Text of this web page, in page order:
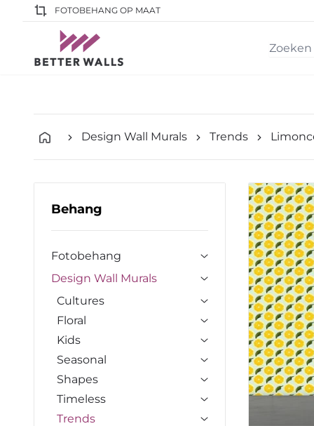
FOTOBEHANG OP MAAT
Design Wall Murals Trends
Behang
Fotobehang
Design Wall Murals
Cultures
Floral
Kids
Seasonal
Shapes
Timeless
Trends